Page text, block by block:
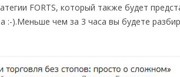
FORTS, который также будет
:-).Меньше чем за 3 часа вы будете